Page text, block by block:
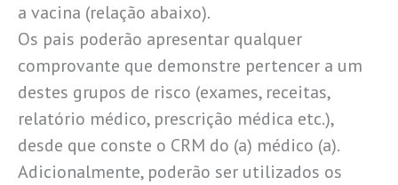
a vacina (relação abaixo).
Os pais poderão apresentar qualquer
comprovante que demonstre pertencer a um
destes grupos de risco (exames, receitas,
relatório médico, prescrição médica etc.),
desde que conste o CRM do (a) médico (a).
Adicionalmente, poderão ser utilizados os